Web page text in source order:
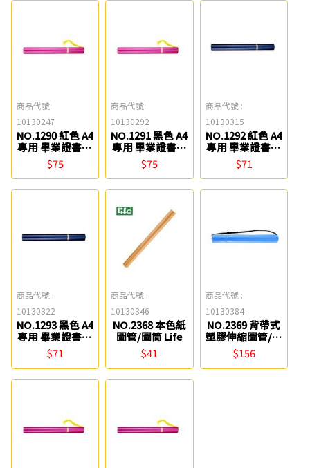
商品代號 :
10130247
NO.1290 紅色 A4
專用 畢業證書管
(有穗A) Life
$75
商品代號 :
10130292
NO.1291 黑色 A4
專用 畢業證書管
(有穗A) Life
$75
商品代號 :
10130315
NO.1292 紅色 A4
專用 畢業證書管
(無穗B) Life
$71
商品代號 :
10130322
NO.1293 黑色 A4
專用 畢業證書管
(無穗B) Life
$71
商品代號 :
10130346
NO.2368 本色紙
圖管/圖筒 Life
$41
商品代號 :
10130384
NO.2369 背帶式
塑膠伸縮圖管/圖
筒(大) Life
$156